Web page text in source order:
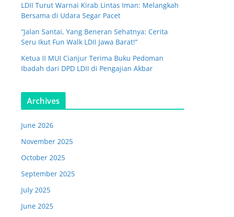
LDII Turut Warnai Kirab Lintas Iman: Melangkah
Bersama di Udara Segar Pacet
“Jalan Santai, Yang Beneran Sehatnya: Cerita
Seru Ikut Fun Walk LDII Jawa Barat!”
Ketua II MUI Cianjur Terima Buku Pedoman
Ibadah dari DPD LDII di Pengajian Akbar
Archives
June 2026
November 2025
October 2025
September 2025
July 2025
June 2025